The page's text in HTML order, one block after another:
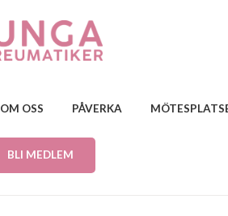
OM OSS PÅVERKA
BLI MEDLEM